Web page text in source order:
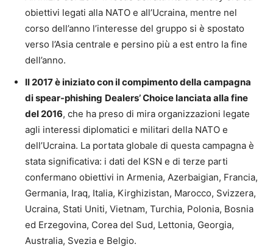
obiettivi legati alla NATO e all’Ucraina, mentre nel
corso dell’anno l’interesse del gruppo si è spostato
verso l’Asia centrale e persino più a est entro la fine
dell’anno.
Il 2017 è iniziato con il compimento della campagna
di spear-phishing Dealers’ Choicelanciata alla fine
del 2016, che ha preso di mira organizzazioni legate
agli interessi diplomatici e militari della NATO e
dell’Ucraina. La portata globale di questa campagna è
stata significativa: i dati del KSN e di terze parti
confermano obiettivi in Armenia, Azerbaigian, Francia,
Germania, Iraq, Italia, Kirghizistan, Marocco, Svizzera,
Ucraina, Stati Uniti, Vietnam, Turchia, Polonia, Bosnia
ed Erzegovina, Corea del Sud, Lettonia, Georgia,
Australia, Svezia e Belgio.